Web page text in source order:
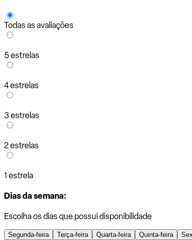
Todas as avaliações
5 estrelas
4 estrelas
3 estrelas
2 estrelas
1 estrela
Dias da semana:
Escolha os dias que possui disponibilidade
Segunda-feira Terça-feira Quarta-feira Quinta-feira